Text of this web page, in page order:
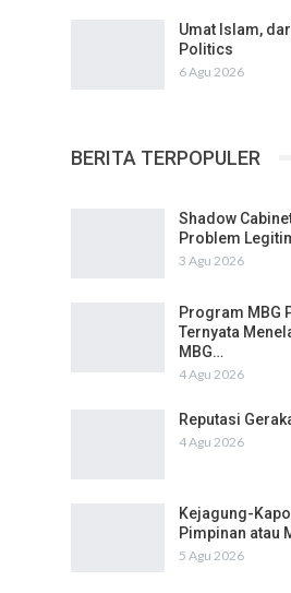
Umat Islam,
Politics
6 Agu 2026
BERITA TERPOPULER
Shadow
Problem
3 Agu 2026
Program MBG
Ternyata
MBG…
4 Agu 2026
Reputasi
4 Agu 2026
Kejagung-
Pimpinan atau
5 Agu 2026